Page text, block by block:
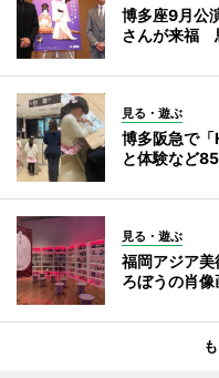
博多座9月公
さんが来福
見る・遊ぶ
博多阪急で
と体験など
見る・遊ぶ
福岡アジア
ろぼうの肖